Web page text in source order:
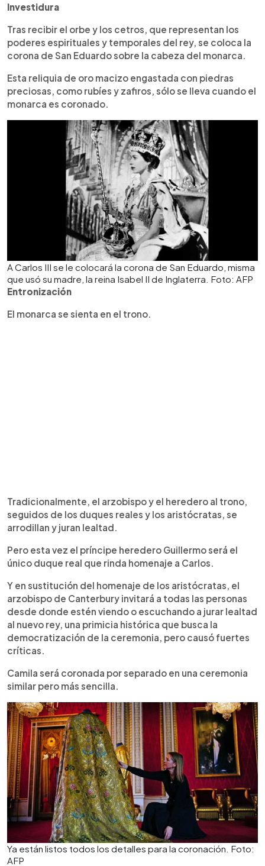
Investidura
Tras recibir el orbe y los cetros, que representan los
poderes espirituales y temporales del rey, se coloca la
corona de San Eduardo sobre la cabeza del monarca.
Esta reliquia de oro macizo engastada con piedras
preciosas, como rubíes y zafiros, sólo se lleva cuando el
monarca es coronado.
A Carlos III se le colocará la corona de San Eduardo, misma
que usó su madre, la reina Isabel II de Inglaterra. Foto: AFP
Entronización
El monarca se sienta en el trono.
Tradicionalmente, el arzobispo y el heredero al trono,
seguidos de los duques reales y los aristócratas, se
arrodillan y juran lealtad.
Pero esta vez el príncipe heredero Guillermo será el
único duque real que rinda homenaje a Carlos.
Y en sustitución del homenaje de los aristócratas, el
arzobispo de Canterbury invitará a todas las personas
desde donde estén viendo o escuchando a jurar lealtad
al nuevo rey, una primicia histórica que busca la
democratización de la ceremonia, pero causó fuertes
críticas.
Camila será coronada por separado en una ceremonia
similar pero más sencilla.
Ya están listos todos los detalles para la coronación. Foto:
AFP